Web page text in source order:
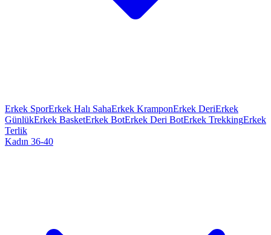
Erkek SporErkek Halı SahaErkek KramponErkek DeriErkek
GünlükErkek BasketErkek BotErkek Deri BotErkek TrekkingErkek
Terlik
Kadın 36-40